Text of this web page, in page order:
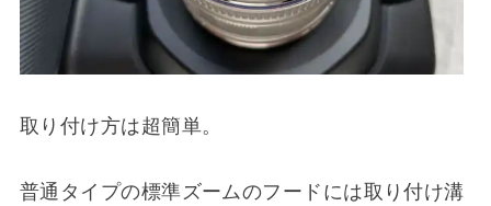
取り付け方は超簡単。
普通タイプの標準ズームのフードには取り付け溝